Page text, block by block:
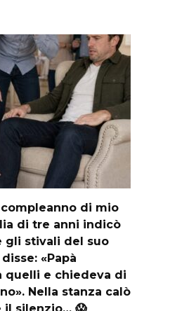
di mio
di tre anni indicò
gli stivali del suo
«Papà
quelli e chiedeva di
Nella stanza calò
silenzio… 😱